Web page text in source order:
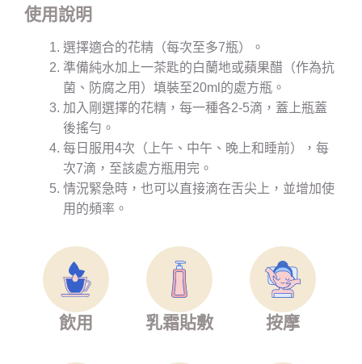
使用說明
選擇適合的花精（每次至多7瓶）。
準備純水加上一茶匙的白蘭地或蘋果醋（作為抗
菌、防腐之用）填裝至20ml的處方瓶。
加入剛選擇的花精，每一種各2-5滴，蓋上瓶蓋
後搖勻。
每日服用4次（上午、中午、晚上和睡前），每
次7滴，至該處方瓶用完。
情況緊急時，也可以直接滴在舌尖上，並增加使
用的頻率。
飲用 乳霜貼敷 按摩